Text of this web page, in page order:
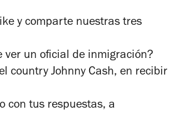
y comparte nuestras tres
ver un oficial de inmigración?
country Johnny Cash, en recibir
con tus respuestas, a